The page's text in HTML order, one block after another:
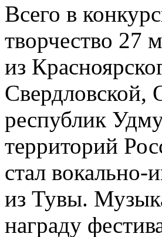
Всего в
творчество 27
из
Свердловской,
республик
территорий
стал
из Тувы.
награду